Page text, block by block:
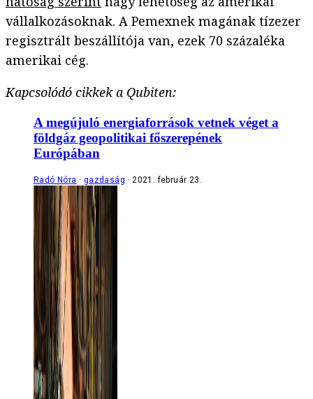
vállalkozásoknak. A Pemexnek magának tízezer
regisztrált beszállítója van, ezek 70 százaléka
amerikai cég.
Kapcsolódó cikkek a Qubiten:
A megújuló energiaforrások vetnek véget a
földgáz geopolitikai főszerepének
Európában
Radó Nóra gazdaság 2021. február 23.